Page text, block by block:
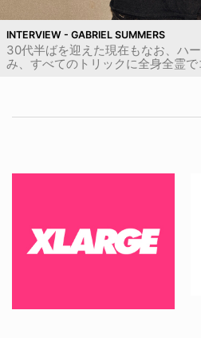
INTERVIEW - GABRIEL SUMMERS
30代半ばを迎えた現在もなお、ハ
み、すべてのトリックに全身全霊で